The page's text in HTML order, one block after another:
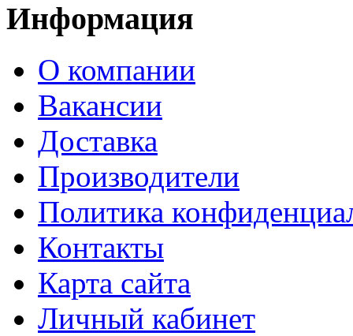
Информация
О компании
Вакансии
Доставка
Производители
Политика
Контакты
Карта сайта
Личный кабинет